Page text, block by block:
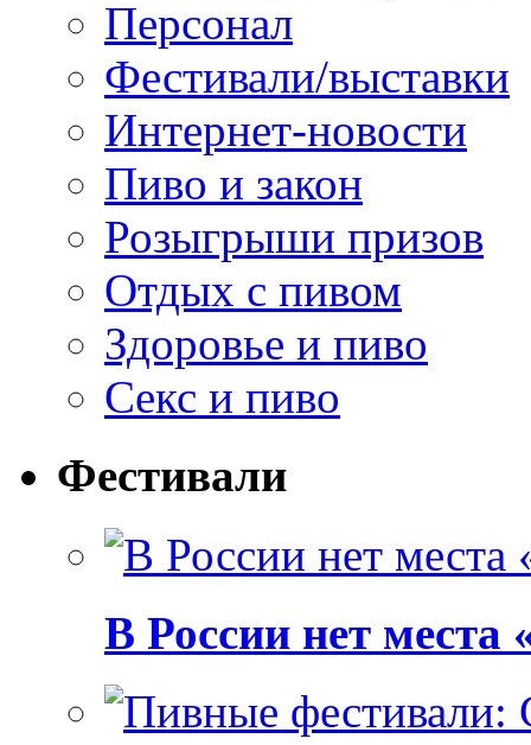
Персонал
Фестивали/выставки
Интернет-новости
Пиво и закон
Розыгрыши призов
Отдых с пивом
Здоровье и пиво
Секс и пиво
Фестивали
В России нет места